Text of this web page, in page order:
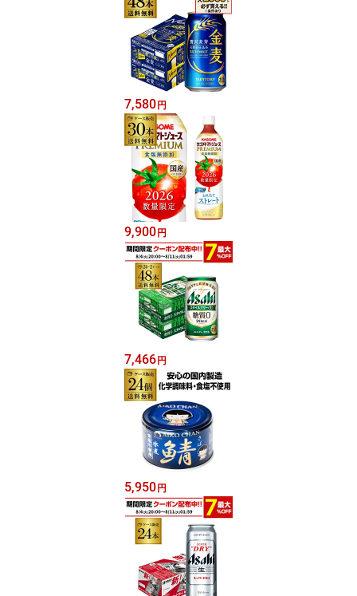
7,580 円
9,900 円
7,466 円
5,950 円